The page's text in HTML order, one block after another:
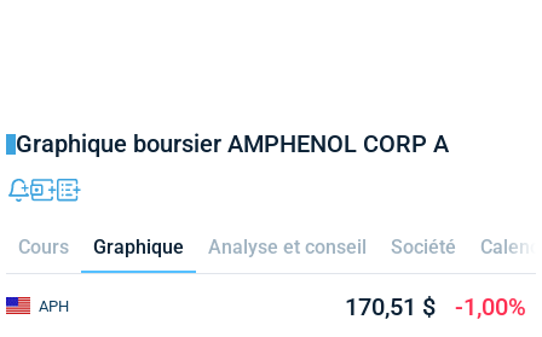
Graphique boursier AMPHENOL CORP A
Cours Graphique Analyse et conseil Société
APH 170,51 $ -1,00%